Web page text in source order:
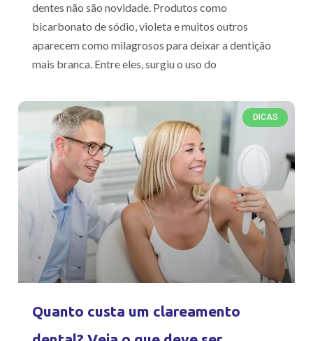
dentes não são novidade. Produtos como
bicarbonato de sódio, violeta e muitos outros
aparecem como milagrosos para deixar a dentição
mais branca. Entre eles, surgiu o uso do
DICAS
Quanto custa um clareamento